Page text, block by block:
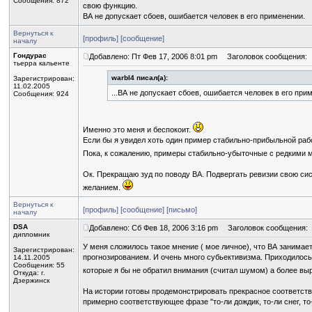
свою функцию.
ВА не допускает сбоев, ошибается человек в его применении.
Вернуться к
началу
[профиль] [сообщение]
Гондурас
тьерра кальенте
Зарегистрирован:
11.02.2005
Сообщения: 924
Добавлено: Пт Фев 17, 2006 8:01 pm Заголовок сообщения:
warbI4 писал(а):
...ВА не допускает сбоев, ошибается человек в его
Именно это меня и беспокоит.
Если бы я увидел хоть один пример стабильно-прибыльной
Пока, к сожалению, примеры стабильно-убыточные с редкими
Ок. Прекращаю зуд по поводу ВА. Подвергать ревизии свою
желанием.
Вернуться к
началу
[профиль] [сообщение] [письмо]
DSA
дипломник
Зарегистрирован:
14.11.2005
Сообщения: 55
Откуда: г.
Дзержинск
Добавлено: Сб Фев 18, 2006 3:16 pm Заголовок сообщения:
У меня сложилось такое мнение ( мое личное), что ВА
прогнозированием. И очень много субьективизма.
которые я бы не обратил внимания (считал шумом) а более
На истории готовы продемонстрировать прекрасное
примерно соответствующее фразе "то-ли дождик, то-ли снег,